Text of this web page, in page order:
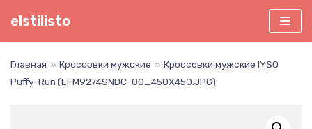
Перейти
elstilisto
Главная » Кроссовки мужские » Кроссовки мужские IYSO
Puffy-Run (EFM9274SNDC-00_450X450.JPG)